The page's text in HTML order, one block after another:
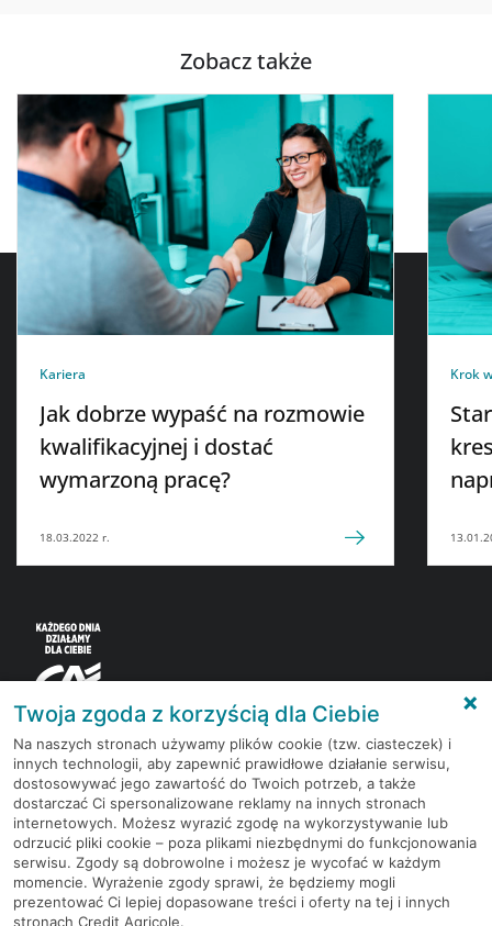
Zobacz także
Kariera
Jak dobrze wypaść na rozmowie
kwalifikacyjnej i dostać
wymarzoną pracę?
18.03.2022 r.
Krok
Korzystaj z bezpłatnych materiałów, które
przygotowują eksperci rynku finansowego.
Dołącz do grona subskrybentów Newslettera i bądź
na bieżąco z nowościami i promocjami
Twoja zgoda z korzyścią dla Ciebie
Na naszych stronach używamy plików cookie (tzw. ciasteczek) i
innych technologii, aby zapewnić prawidłowe działanie serwisu,
dostosowywać jego zawartość do Twoich potrzeb, a także
dostarczać Ci spersonalizowane reklamy na innych stronach
internetowych. Możesz wyrazić zgodę na wykorzystywanie lub
odrzucić pliki cookie – poza plikami niezbędnymi do funkcjonowania
serwisu. Zgody są dobrowolne i możesz je wycofać w każdym
momencie. Wyrażenie zgody sprawi, że będziemy mogli
prezentować Ci lepiej dopasowane treści i oferty na tej i innych
stronach Credit Agricole.